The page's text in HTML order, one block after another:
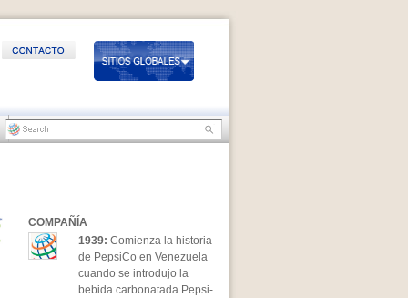
COMPAÑÍA
1939: Comienza la historia
de PepsiCo en Venezuela
cuando se introdujo la
bebida carbonatada Pepsi-